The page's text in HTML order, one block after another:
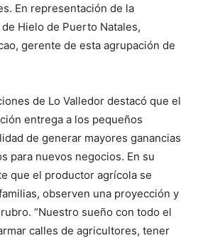
En representación de la
Hielo de Puerto Natales,
gerente de esta agrupación de
de Lo Valledor destacó que el
entrega a los pequeños
de generar mayores ganancias
para nuevos negocios. En su
que el productor agrícola se
observen una proyección y
“Nuestro sueño con todo el
calles de agricultores, tener